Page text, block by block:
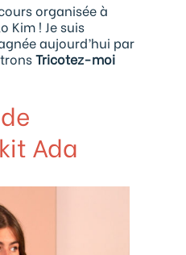
organisée à
Kim ! Je suis
aujourd’hui par
Tricotez-moi
Ada